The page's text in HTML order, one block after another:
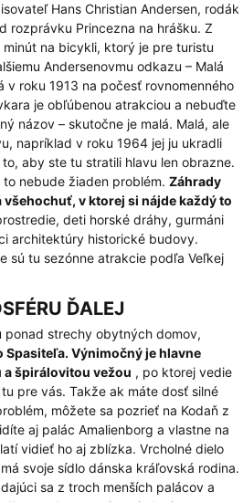
Hans Christian Andersen, rodák
rozprávku Princezna na hrášku. Z
na bicykli, ktorý je pre turistu
Andersenovmu odkazu – Malá
v roku 1913 na počesť rovnomenného
je obľúbenou atrakciou a nebuďte
názov – skutočne je malá. Malá, ale
napríklad v roku 1964 jej ju ukradli
aby ste tu stratili hlavu len obrazne.
nebude žiaden problém. Záhrady
v ktorej si nájde každý to
deti horské dráhy, gurmáni
architektúry historické budovy.
sú tu sezónne atrakcie podľa Veľkej
ĎALEJ
ponad strechy obytných domov,
Spasiteľa. Výnimočný je hlavne
špirálovitou vežou , po ktorej vedie
pre vás. Takže ak máte dosť silné
môžete sa pozrieť na Kodaň z
aj palác Amalienborg a vlastne na
vidieť ho aj zblízka. Vrcholné dielo
svoje sídlo dánska kráľovská rodina.
sa z troch menších palácov a